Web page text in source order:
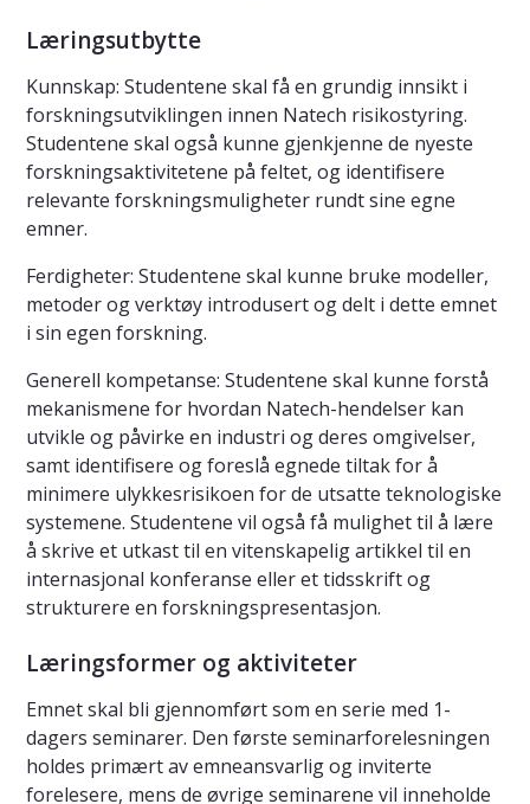
Læringsutbytte
Kunnskap: Studentene skal få en grundig innsikt i
forskningsutviklingen innen Natech risikostyring.
Studentene skal også kunne gjenkjenne de nyeste
forskningsaktivitetene på feltet, og identifisere
relevante forskningsmuligheter rundt sine egne
emner.
Ferdigheter: Studentene skal kunne bruke modeller,
metoder og verktøy introdusert og delt i dette emnet
i sin egen forskning.
Generell kompetanse: Studentene skal kunne forstå
mekanismene for hvordan Natech-hendelser kan
utvikle og påvirke en industri og deres omgivelser,
samt identifisere og foreslå egnede tiltak for å
minimere ulykkesrisikoen for de utsatte teknologiske
systemene. Studentene vil også få mulighet til å lære
å skrive et utkast til en vitenskapelig artikkel til en
internasjonal konferanse eller et tidsskrift og
strukturere en forskningspresentasjon.
Læringsformer og aktiviteter
Emnet skal bli gjennomført som en serie med 1-
dagers seminarer. Den første seminarforelesningen
holdes primært av emneansvarlig og inviterte
forelesere, mens de øvrige seminarene vil inneholde